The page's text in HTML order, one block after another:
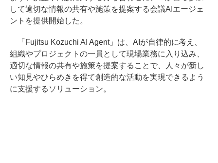
して適切な情報の共有や施策を提案する会議AIエージェ
ントを提供開始した。
「Fujitsu Kozuchi AI Agent」は、AIが自律的に考え、
組織やプロジェクトの一員として現場業務に入り込み、
適切な情報の共有や施策を提案することで、人々が新し
い知見やひらめきを得て創造的な活動を実現できるよう
に支援するソリューション。